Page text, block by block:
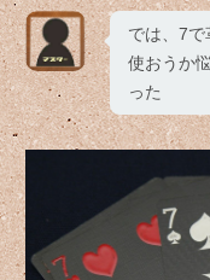
では、7で
使おうか
った